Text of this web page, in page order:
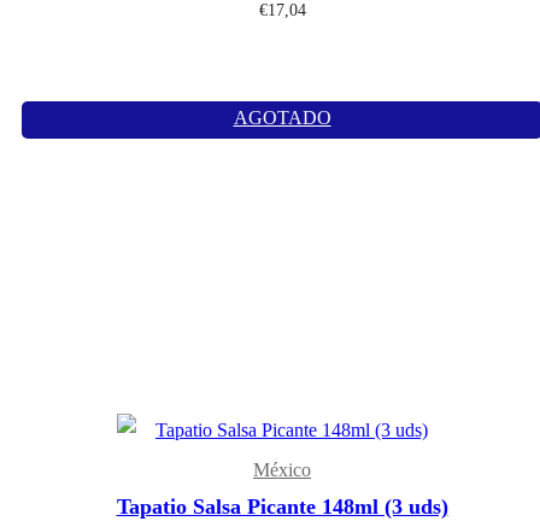
€17,04
AGOTADO
México
Tapatio Salsa Picante 148ml (3 uds)